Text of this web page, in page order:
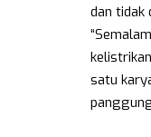
dan tidak
satu